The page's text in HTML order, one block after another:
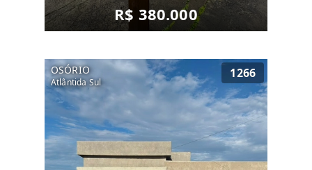
R$ 380.000
OSÓRIO
Atlântida Sul
1266